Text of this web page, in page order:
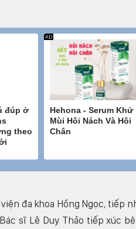
viện đa khoa Hồng Ngọc,
sĩ Lê Duy Thảo tiếp xúc